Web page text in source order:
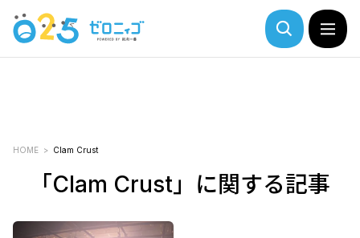
HOME Clam Crust
「Clam Crust」に関する記事